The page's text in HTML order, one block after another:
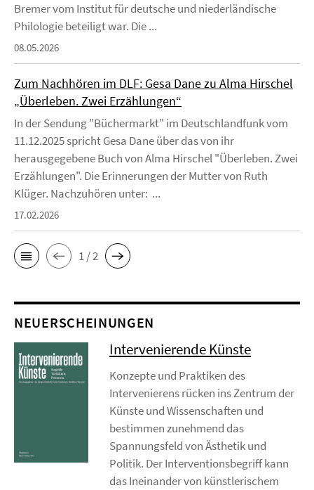
Bremer vom Institut für deutsche und niederländische
Philologie beteiligt war. Die ...
08.05.2026
Zum Nachhören im DLF: Gesa Dane zu Alma Hirschel
„Überleben. Zwei Erzählungen“
In der Sendung "Büchermarkt" im Deutschlandfunk vom
11.12.2025 spricht Gesa Dane über das von ihr
herausgegebene Buch von Alma Hirschel "Überleben. Zwei
Erzählungen". Die Erinnerungen der Mutter von Ruth
Klüger. Nachzuhören unter: ...
17.02.2026
1 / 2
NEUERSCHEINUNGEN
Intervenierende Künste
Konzepte und Praktiken des
Intervenierens rücken ins Zentrum der
Künste und Wissenschaften und
bestimmen zunehmend das
Spannungsfeld von Ästhetik und
Politik. Der Interventionsbegriff kann
das Ineinander von künstlerischem